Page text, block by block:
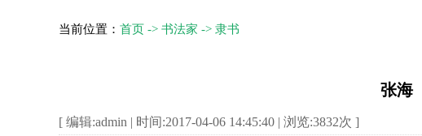
当前位置： 首页 -> 书法家 -> 隶书
张海
[ 编辑:admin | 时间:2017-04-06 14:45:40 | 浏览:3832次 ]